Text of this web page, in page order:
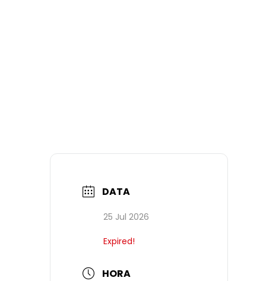
DATA
25 Jul 2026
Expired!
HORA